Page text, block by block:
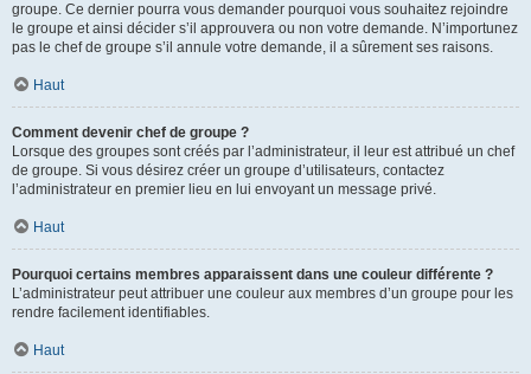
groupe. Ce dernier pourra vous demander pourquoi vous souhaitez rejoindre
le groupe et ainsi décider s’il approuvera ou non votre demande. N’importunez
pas le chef de groupe s’il annule votre demande, il a sûrement ses raisons.
Haut
Comment devenir chef de groupe ?
Lorsque des groupes sont créés par l’administrateur, il leur est attribué un chef
de groupe. Si vous désirez créer un groupe d’utilisateurs, contactez
l’administrateur en premier lieu en lui envoyant un message privé.
Haut
Pourquoi certains membres apparaissent dans une couleur différente ?
L’administrateur peut attribuer une couleur aux membres d’un groupe pour les
rendre facilement identifiables.
Haut